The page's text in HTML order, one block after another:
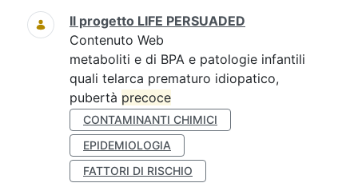
Ricerca
Il progetto LIFE PERSUADED
Contenuto Web
metaboliti e di BPA e patologie infantili
quali telarca prematuro idiopatico,
pubertà precoce
CONTAMINANTI CHIMICI
EPIDEMIOLOGIA
FATTORI DI RISCHIO